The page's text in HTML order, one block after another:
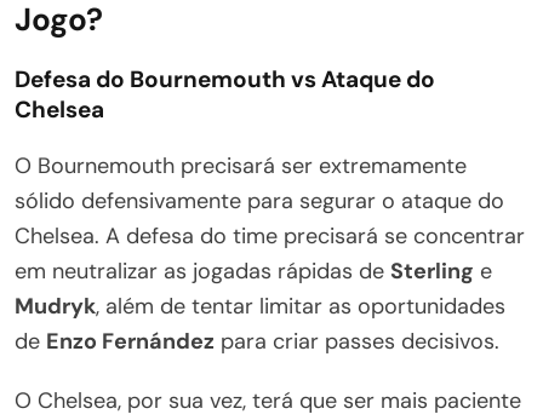
Jogo?
Defesa do Bournemouth vs Ataque do
Chelsea
O Bournemouth precisará ser extremamente
sólido defensivamente para segurar o ataque do
Chelsea. A defesa do time precisará se concentrar
em neutralizar as jogadas rápidas de Sterling e
Mudryk, além de tentar limitar as oportunidades
de Enzo Fernández para criar passes decisivos.
O Chelsea, por sua vez, terá que ser mais paciente